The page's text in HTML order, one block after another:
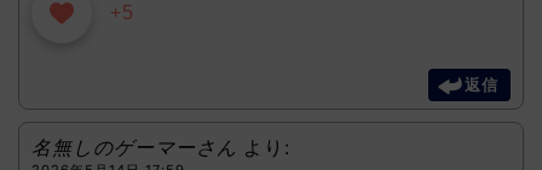
+5
返信
名無しのゲーマーさん より: